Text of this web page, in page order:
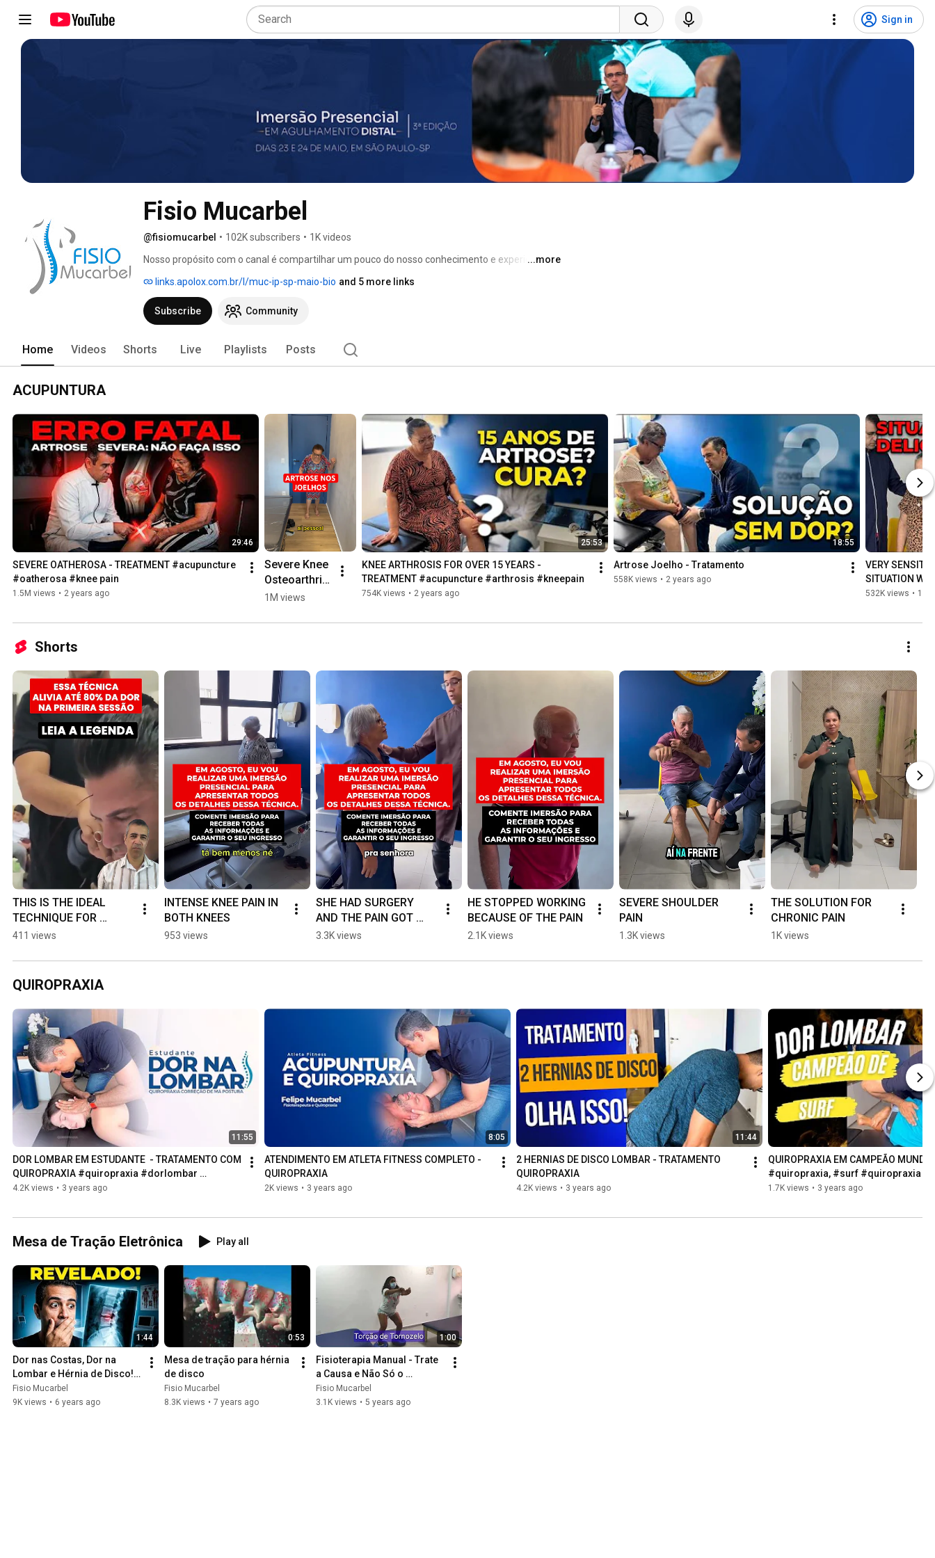
Sign in
Fisio Mucarbel
@fisiomucarbel • 102K subscribers • 1K videos
Nosso propósito com o canal é compartilhar um pouco do nosso conhecimento e experiência
Acupuntura, Fisioterapia, Osteopatia e Quiropraxia e poder passar para àqueles que nos
seguem conteúdos sobre saúde, bem estar e dicas de exercícios que podem ser feitos por
qualquer pessoa e até em casa.
...more
links.apolox.com.br/l/muc-ip-sp-maio-bio and 5 more links
Subscribe Community
Home Videos Shorts Live Playlists Posts
ACUPUNTURA
29:46
SEVERE OATHEROSA - TREATMENT #acupuncture
#oatherosa #knee pain
1.5M views • 2 years ago
Severe Knee
Osteoarthriti
s.
#osteoarthri
e #knee
1M views
25:53
KNEE ARTHROSIS FOR OVER 15 YEARS -
TREATMENT #acupuncture #arthrosis #kneepain
754K views • 2 years ago
18:55
Artrose Joelho - Tratamento
558K views • 2 years ago
VERY
SITUATION
532K views • 11
Shorts
THIS IS THE IDEAL
TECHNIQUE FOR
INTENSE PAIN
411 views
INTENSE KNEE PAIN IN
BOTH KNEES
953 views
SHE HAD SURGERY
AND THE PAIN GOT
WORSE
3.3K views
HE STOPPED WORKING
BECAUSE OF THE PAIN
2.1K views
SEVERE SHOULDER
PAIN
1.3K views
THE SOLUTION FOR
CHRONIC PAIN
1K views
QUIROPRAXIA
11:55
DOR LOMBAR EM ESTUDANTE  - TRATAMENTO COM
QUIROPRAXIA #quiropraxia #dorlombar
#lombalgia
4.2K views • 3 years ago
8:05
ATENDIMENTO EM ATLETA FITNESS COMPLETO -
QUIROPRAXIA
2K views • 3 years ago
11:44
2 HERNIAS DE DISCO LOMBAR - TRATAMENTO
QUIROPRAXIA
4.2K views • 3 years ago
QUIROPRAXIA EM CAMPEÃO
#quiropraxia, #surf #quiropraxia
1.7K views • 3 years ago
Mesa de Tração Eletrônica Play all
1:44
Dor nas Costas, Dor na
Lombar e Hérnia de Disco!
Não tem Coisa Melhor!
Fisio Mucarbel
9K views • 6 years ago
0:53
Mesa de tração para hérnia
de disco
Fisio Mucarbel
8.3K views • 7 years ago
1:00
Fisioterapia Manual - Trate
a Causa e Não Só o
Sintoma!
Fisio Mucarbel
3.1K views • 5 years ago